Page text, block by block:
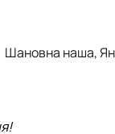
Шановна наша,